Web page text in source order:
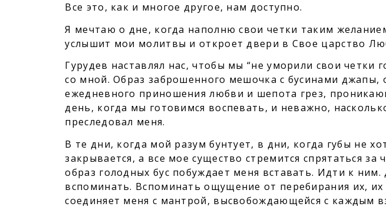
Все это, как и многое другое, нам доступно.
Я мечтаю о дне, когда наполню свои четки таким
услышит мои молитвы и откроет двери в Свое царство
Гурудев наставлял нас, чтобы мы “не уморили свои четки
со мной. Образ заброшенного мешочка с бусинами джапы,
ежедневного приношения любви и шепота грез,
день, когда мы готовимся воспевать, и неважно,
преследовал меня.
В те дни, когда мой разум бунтует, в дни, когда губы не
закрывается, а все мое существо стремится спрятаться за
образ голодных бус побуждает меня вставать. Идти к ним.
вспоминать. Вспоминать ощущение от перебирания их, их
соединяет меня с мантрой, высвобождающейся с каждым